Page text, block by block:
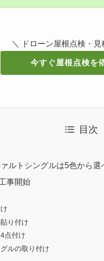
＼ ドローン屋根点検・見
今すぐ屋根点検を
目次
ルトシングルは5色から選
事開始
り付け
点付け
ルの取り付け